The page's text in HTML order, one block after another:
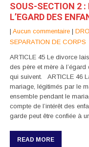
SOUS-SECTION 2 :
L’EGARD DES
| Aucun commentaire |
SEPARATION DE CORPS
ARTICLE 45 Le divorce
des père et mère à
qui suivent. ARTICLE 46
mariage, légitimés par le
ensemble pendant le
compte de l’intérêt des
garde peut être confiée à
READ MORE